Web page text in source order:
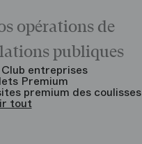
opérations de
publiques
entreprises
Premium
premium des coulisses
tout